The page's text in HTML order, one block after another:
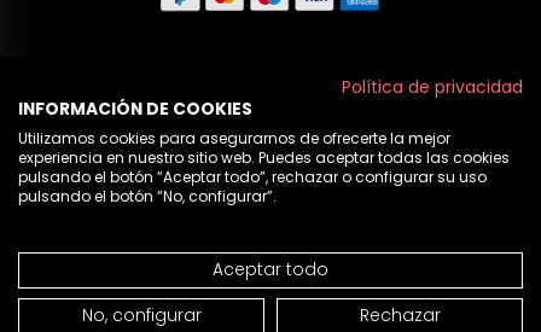
NO DISPONIBLE
Política de cookies
Nosotros
© 2026 Cristian Lay
Política de privacidad
INFORMACIÓN DE COOKIES
Utilizamos cookies para asegurarnos de ofrecerte la mejor
experiencia en nuestro sitio web. Puedes aceptar todas las cookies
pulsando el botón “Aceptar todo”, rechazar o configurar su uso
pulsando el botón “No, configurar”.
Aceptar todo
No, configurar
Rechazar